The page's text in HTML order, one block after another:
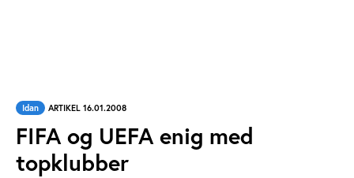
Idan ARTIKEL 16.01.2008
FIFA og UEFA enig med
topklubber